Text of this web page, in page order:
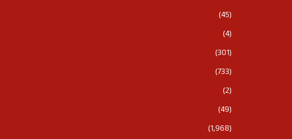
(45)
(4)
(301)
(733)
(2)
(49)
(1,968)